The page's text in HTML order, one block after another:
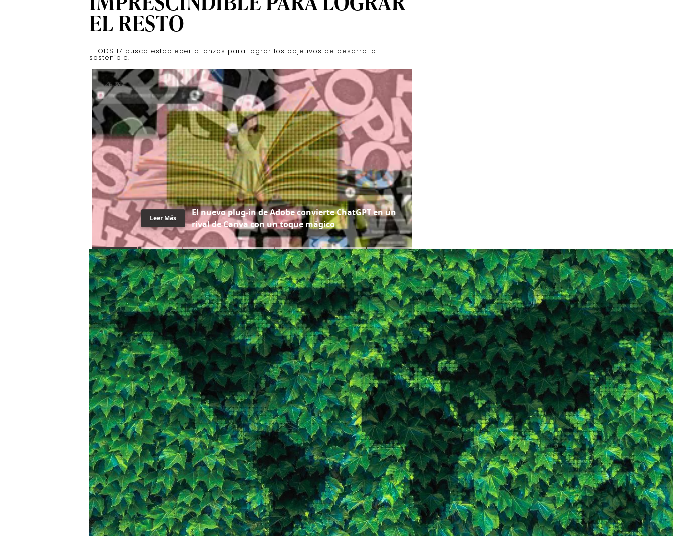
EL RESTO
El ODS 17 busca establecer alianzas para lograr los objetivos de desarrollo
sostenible.
El nuevo plug-in de Adobe convierte ChatGPT en un
rival de Canva con un toque mágico
Leer Más